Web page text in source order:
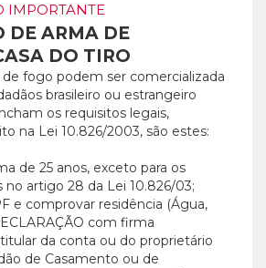
IMPORTANTE
DE ARMA DE
DO TIRO
de fogo podem ser comercializada
brasileiro ou estrangeiro
os requisitos legais,
na Lei 10.826/2003, são estes:
de 25 anos, exceto para os
no artigo 28 da Lei 10.826/03;
e comprovar residência (Água,
com firma
da conta ou do proprietário
de Casamento ou de